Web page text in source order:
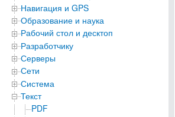
Навигация и GPS
Образование и наука
Рабочий стол и десктоп
Разработчику
Серверы
Сети
Система
Текст
PDF